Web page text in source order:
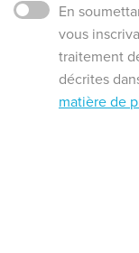
En
vous
traitement
décrites
matière de